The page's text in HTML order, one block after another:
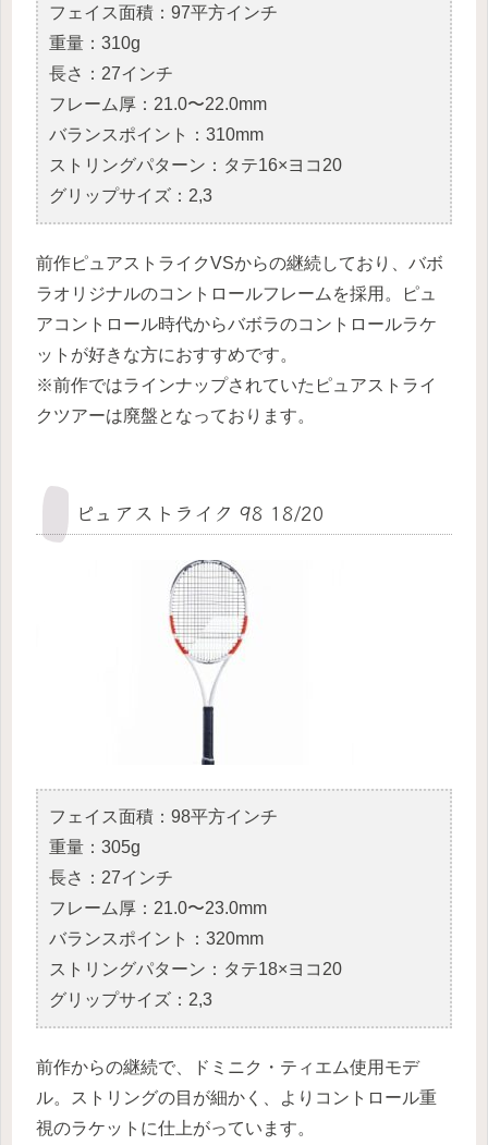
フェイス面積：97平方インチ
重量：310g
長さ：27インチ
フレーム厚：21.0〜22.0mm
バランスポイント：310mm
ストリングパターン：タテ16×ヨコ20
グリップサイズ：2,3
前作ピュアストライクVSからの継続しており、バボ
ラオリジナルのコントロールフレームを採用。ピュ
アコントロール時代からバボラのコントロールラケ
ットが好きな方におすすめです。
※前作ではラインナップされていたピュアストライ
クツアーは廃盤となっております。
ピュアストライク 98 18/20
フェイス面積：98平方インチ
重量：305g
長さ：27インチ
フレーム厚：21.0〜23.0mm
バランスポイント：320mm
ストリングパターン：タテ18×ヨコ20
グリップサイズ：2,3
前作からの継続で、ドミニク・ティエム使用モデ
ル。ストリングの目が細かく、よりコントロール重
視のラケットに仕上がっています。